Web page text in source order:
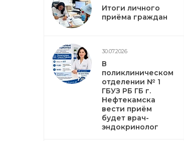
Итоги личного
приёма граждан
30.07.2026
В
поликлиническом
отделении № 1
ГБУЗ РБ ГБ г.
Нефтекамска
вести приём
будет врач-
эндокринолог